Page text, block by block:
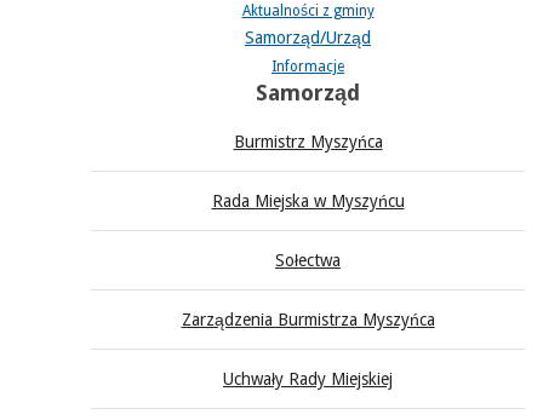
Aktualności z gminy
Samorząd/Urząd
Informacje
Samorząd
Burmistrz Myszyńca
Rada Miejska w Myszyńcu
Sołectwa
Zarządzenia Burmistrza Myszyńca
Uchwały Rady Miejskiej